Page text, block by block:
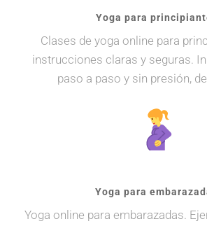
Yoga para
Clases de yoga online para
instrucciones claras y seguras.
paso a paso y sin presión,
Yoga para
Yoga online para embarazadas.